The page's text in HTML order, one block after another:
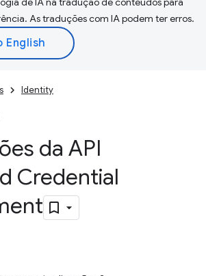
As traduções com IA podem ter erros.
Identity
da API
Credential